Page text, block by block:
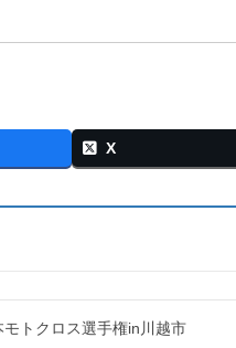
X
モトクロス選手権in川越市